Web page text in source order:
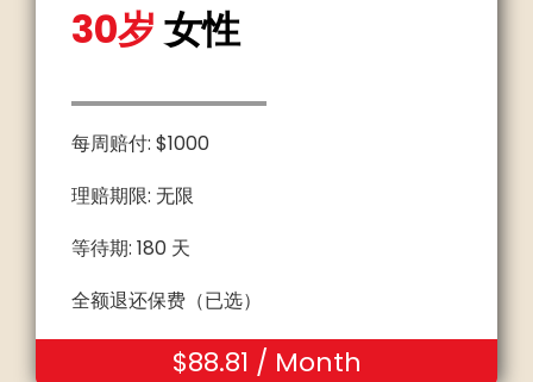
30岁女性
每周赔付: $1000
理赔期限: 无限
等待期: 180 天
全额退还保费（已选）
$88.81 / Month